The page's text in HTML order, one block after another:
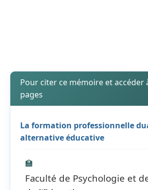
Pour citer ce mémoire et accéder
pages
La formation professionnelle
alternative éducative
🏫
Faculté de Psychologie et